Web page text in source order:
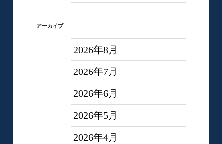
アーカイブ
2026年8月
2026年7月
2026年6月
2026年5月
2026年4月